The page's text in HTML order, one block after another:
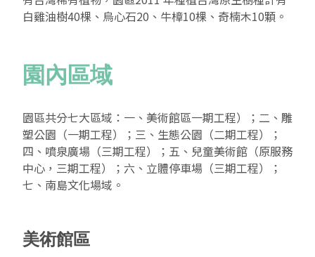
白雞油樹40棵、烏心石20、牛樟10棵、奇楠木10顆。
園內區域
園區共分七大區域：一、美術館區一期工程）；二、雕
塑公園（一期工程）；三、生態公園（二期工程）；
四、噴泉廣場（三期工程）；五、兒童美術館（原服務
中心，三期工程）；六、立體停車場（三期工程）；
七、南島文化場域。
美術館區